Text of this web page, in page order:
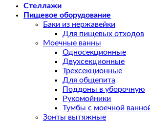
Стеллажи
Пищевое оборудование
Баки из нержавейки
Для пищевых отходов
Моечные ванны
Односекционные
Двухсекционные
Трехсекционные
Для общепита
Поддоны в уборочную
Рукомойники
Тумбы с моечной
Зонты вытяжные